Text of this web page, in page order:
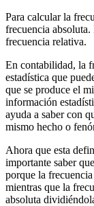
Para calcular la
frecuencia
frecuencia relativa.
En contabilidad, la
estadística que
que se produce el
información
ayuda a saber con
mismo hecho o
Ahora que esta
importante saber
porque la
mientras que la
absoluta